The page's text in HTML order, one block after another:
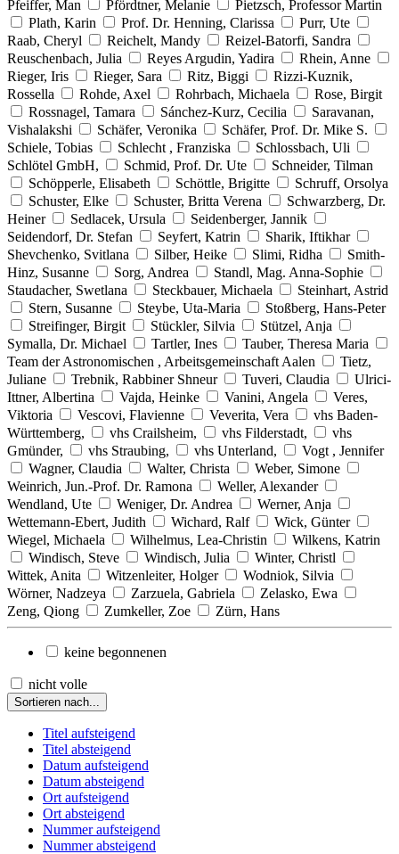
Pfeiffer, Man Pfördtner, Melanie
Pietzsch, Professor Martin
Plath, Karin
Prof. Dr. Henning, Clarissa
Purr, Ute
Raab, Cheryl
Reichelt, Mandy
Reizel-Batorfi, Sandra
Reuschenbach, Julia
Reyes Argudin, Yadira
Rhein, Anne
Rieger, Iris
Rieger, Sara Ritz, Biggi
Rizzi-Kuznik,
Rossella
Rohde, Axel Rohrbach, Michaela
Rose, Birgit
Rossnagel, Tamara
Sánchez-Kurz, Cecilia
Saravanan,
Vishalakshi
Schäfer, Veronika
Schäfer, Prof. Dr. Mike S.
Schiele, Tobias
Schlecht , Franziska
Schlossbach, Uli
Schlötel GmbH,
Schmid, Prof. Dr. Ute
Schneider, Tilman
Schöpperle, Elisabeth
Schöttle, Brigitte
Schruff, Orsolya
Schuster, Elke
Schuster, Britta Verena
Schwarzberg, Dr.
Heiner
Sedlacek, Ursula
Seidenberger, Jannik
Seidendorf, Dr. Stefan
Seyfert, Katrin
Sharik, Iftikhar
Shevchenko, Svitlana
Silber, Heike Slimi, Ridha
Smith-
Hinz, Susanne
Sorg, Andrea
Standl, Mag. Anna-Sophie
Staudacher, Swetlana
Steckbauer, Michaela
Steinhart, Astrid
Stern, Susanne
Steybe, Uta-Maria
Stoßberg, Hans-Peter
Streifinger, Birgit
Stückler, Silvia
Stützel, Anja
Symalla, Dr. Michael
Tartler, Ines
Tauber, Theresa Maria
Team der Astronomischen , Arbeitsgemeinschaft Aalen
Tietz,
Juliane
Trebnik, Rabbiner Shneur Tuveri, Claudia
Ulrici-
Ittner, Albertina
Vajda, Heinke Vanini, Angela
Veres,
Viktoria
Vescovi, Flavienne Veverita, Vera
vhs Baden-
Württemberg,
vhs Crailsheim, vhs Filderstadt,
vhs
Gmünder,
vhs Straubing, vhs Unterland,
Vogt , Jennifer
Wagner, Claudia
Walter, Christa
Weber, Simone
Weinrich, Jun.-Prof. Dr. Ramona
Weller, Alexander
Wendland, Ute
Weniger, Dr. Andrea
Werner, Anja
Wettemann-Ebert, Judith
Wichard, Ralf
Wick, Günter
Wiegel, Michaela
Wilhelmus, Lea-Christin
Wilkens, Katrin
Windisch, Steve
Windisch, Julia
Winter, Christl
Wittek, Anita
Witzenleiter, Holger
Wodniok, Silvia
Wörner, Nadzeya
Zarzuela, Gabriela
Zelasko, Ewa
Zeng, Qiong
Zumkeller, Zoe Zürn, Hans
keine begonnenen
nicht volle
Sortieren nach...
Titel aufsteigend
Titel absteigend
Datum aufsteigend
Datum absteigend
Ort aufsteigend
Ort absteigend
Nummer aufsteigend
Nummer absteigend